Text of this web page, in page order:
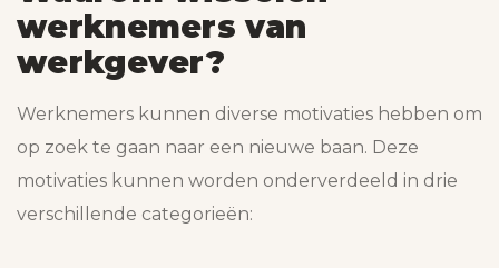
werknemers van
werkgever?
Werknemers kunnen diverse motivaties hebben om
op zoek te gaan naar een nieuwe baan. Deze
motivaties kunnen worden onderverdeeld in drie
verschillende categorieën: